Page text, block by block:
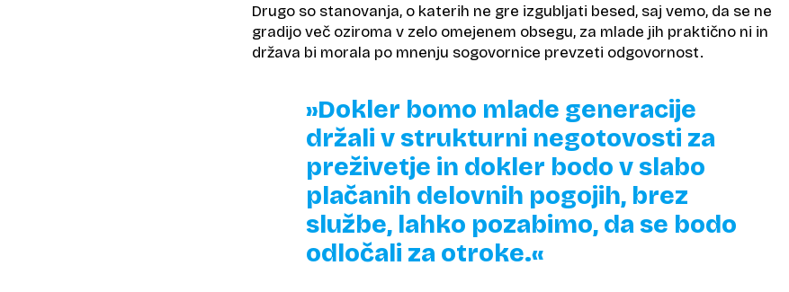
Drugo so stanovanja, o katerih ne gre izgubljati besed, saj vemo, da se ne
gradijo več oziroma v zelo omejenem obsegu, za mlade jih praktično ni in
država bi morala po mnenju sogovornice prevzeti odgovornost.
»Dokler bomo mlade generacije
držali v strukturni negotovosti za
preživetje in dokler bodo v slabo
plačanih delovnih pogojih, brez
službe, lahko pozabimo, da se bodo
odločali za otroke.«